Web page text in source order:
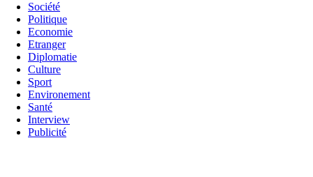
Société
Politique
Economie
Etranger
Diplomatie
Culture
Sport
Environement
Santé
Interview
Publicité